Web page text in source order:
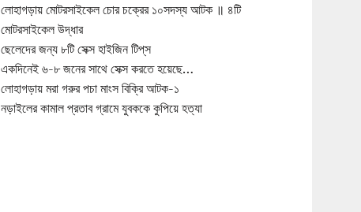
লোহাগড়ায় মোটরসাইকেল চোর চক্রের ১০সদস্য আটক ॥ ৪টি
মোটরসাইকেল উদ্ধার
ছেলেদের জন্য ৮টি সেক্স হাইজিন টিপ্‌স
একদিনেই ৬-৮ জনের সাথে সেক্স করতে হয়েছে…
লোহাগড়ায় মরা গরুর পচা মাংস বিক্রি আটক-১
নড়াইলের কামাল প্রতাব গ্রামে যুবককে কুপিয়ে হত্যা